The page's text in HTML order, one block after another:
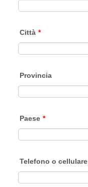
Città *
Provincia
Paese *
Telefono o cellulare